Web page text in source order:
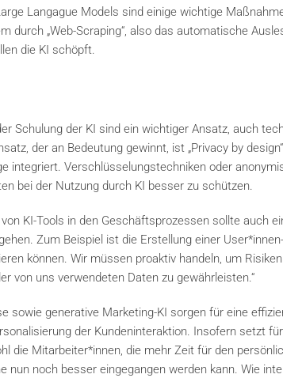
Langague Models sind einige wichtige
durch „Web-Scraping“, also das automatische
die KI schöpft.
Schulung der KI sind ein wichtiger Ansatz, auch
der an Bedeutung gewinnt, ist „Privacy by
integriert. Verschlüsselungstechniken oder
bei der Nutzung durch KI besser zu schützen.
KI-Tools in den Geschäftsprozessen sollte auch
Zum Beispiel ist die Erstellung einer
können. Wir müssen proaktiv handeln, um
von uns verwendeten Daten zu gewährleisten.“
sowie generative Marketing-KI sorgen für eine
der Kundeninteraktion. Insofern setzt
die Mitarbeiter*innen, die mehr Zeit für den
nun noch besser eingegangen werden kann. Wie